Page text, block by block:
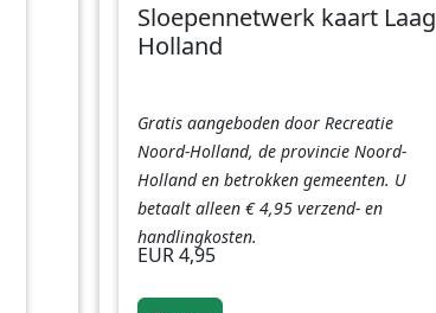
Sloepennetwerk kaart Laag
Holland
Gratis aangeboden door Recreatie
Noord-Holland, de provincie Noord-
Holland en betrokken gemeenten. U
betaalt alleen € 4,95 verzend- en
handlingkosten.
EUR 4,95